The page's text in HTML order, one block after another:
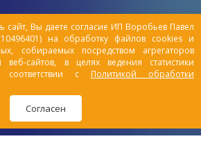
сайт, Вы даете согласие ИП Воробьев Павел
на обработку файлов cookies и
собираемых посредством агрегаторов
веб-сайтов, в целях ведения статистики
с Политикой обработки
Согласен